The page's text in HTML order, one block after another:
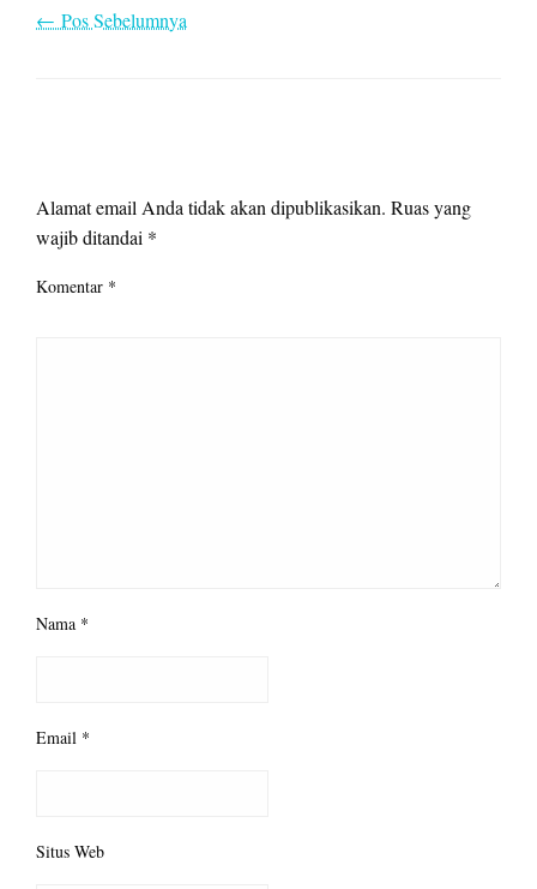
← Pos Sebelumnya
Alamat email Anda tidak akan dipublikasikan. Ruas yang
wajib ditandai *
Komentar *
Nama *
Email *
Situs Web